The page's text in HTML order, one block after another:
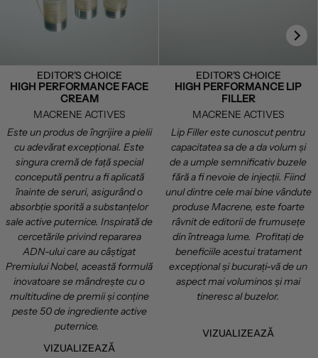
EDITOR'S CHOICE
HIGH PERFORMANCE FACE
CREAM
MACRENE ACTIVES
Este un produs de îngrijire a pielii
cu adevărat excepțional. Este
singura cremă de față special
concepută pentru a fi aplicată
înainte de seruri, asigurând o
absorbție sporită a substanțelor
sale active puternice. Inspirată de
cercetările privind repararea
ADN-ului care au câștigat
Premiului Nobel, această formulă
inovatoare se mândrește cu o
multitudine de premii și conține
peste 50 de ingrediente active
puternice.
VIZUALIZEAZĂ
EDITOR'S CHOICE
HIGH PERFORMANCE LIP
FILLER
MACRENE ACTIVES
Lip Filler este cunoscut pentru
capacitatea sa de a da volum și
de a umple semnificativ buzele
fără a fi nevoie de injecții. Fiind
unul dintre cele mai bine vândute
produse Macrene, este foarte
râvnit de editorii de frumusețe
din întreaga lume. Profitați de
beneficiile acestui tratament
excepțional și bucurați-vă de un
aspect mai voluminos și mai
tineresc al buzelor.
VIZUALIZEAZĂ